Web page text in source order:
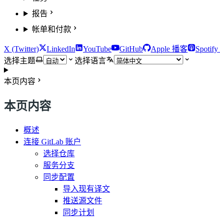
报告
帐单和付款
X (Twitter) LinkedIn YouTube GitHub Apple 播客
选择主题
选择语言
本页内容
本页内容
概述
连接 GitLab 账户
选择仓库
服务分支
同步配置
导入现有译文
推送源文件
同步计划